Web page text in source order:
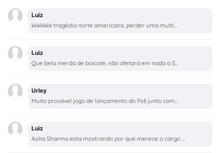
Luiz
kkkkkkk tragédia norte americana, perder uma multi...
Luiz
Que bela merda de boicote, não afetará em nada a S...
Urley
Muito provável jogo de lançamento do Ps6 junto com...
Luiz
Asha Sharma esta mostrando por que merece o cargo ...